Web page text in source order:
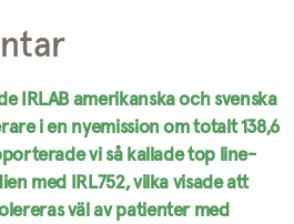
IRLAB amerikanska och svenska
i en nyemission om totalt 138,6
vi så kallade top line-
med IRL752, vilka visade att
väl av patienter med